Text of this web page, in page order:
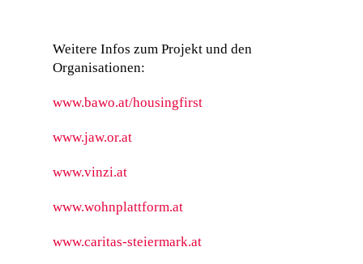
Weitere Infos zum Projekt und den
Organisationen:
www.bawo.at/housingfirst
www.jaw.or.at
www.vinzi.at
www.wohnplattform.at
www.caritas-steiermark.at